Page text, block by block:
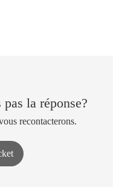
la réponse?
recontacterons.